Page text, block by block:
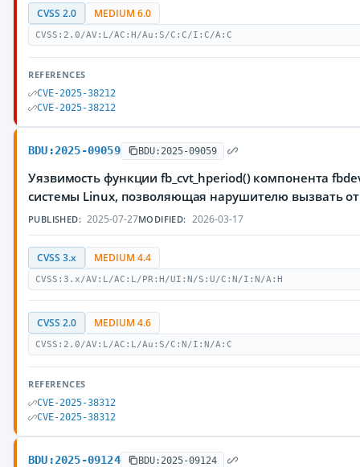
CVSS 2.0 MEDIUM 6.0
CVSS:2.0/AV:L/AC:H/Au:S/C:C/I:C/A:C
REFERENCES
CVE-2025-38212
CVE-2025-38212
BDU:2025-09059 BDU:2025-09059
Уязвимость функции fb_cvt_hperiod() компонента
системы Linux, позволяющая нарушителю вызвать
PUBLISHED: 2025-07-27MODIFIED: 2026-03-17
CVSS 3.x MEDIUM 4.4
CVSS:3.x/AV:L/AC:L/PR:H/UI:N/S:U/C:N/I:N/A:H
CVSS 2.0 MEDIUM 4.6
CVSS:2.0/AV:L/AC:L/Au:S/C:N/I:N/A:C
REFERENCES
CVE-2025-38312
CVE-2025-38312
BDU:2025-09124 BDU:2025-09124